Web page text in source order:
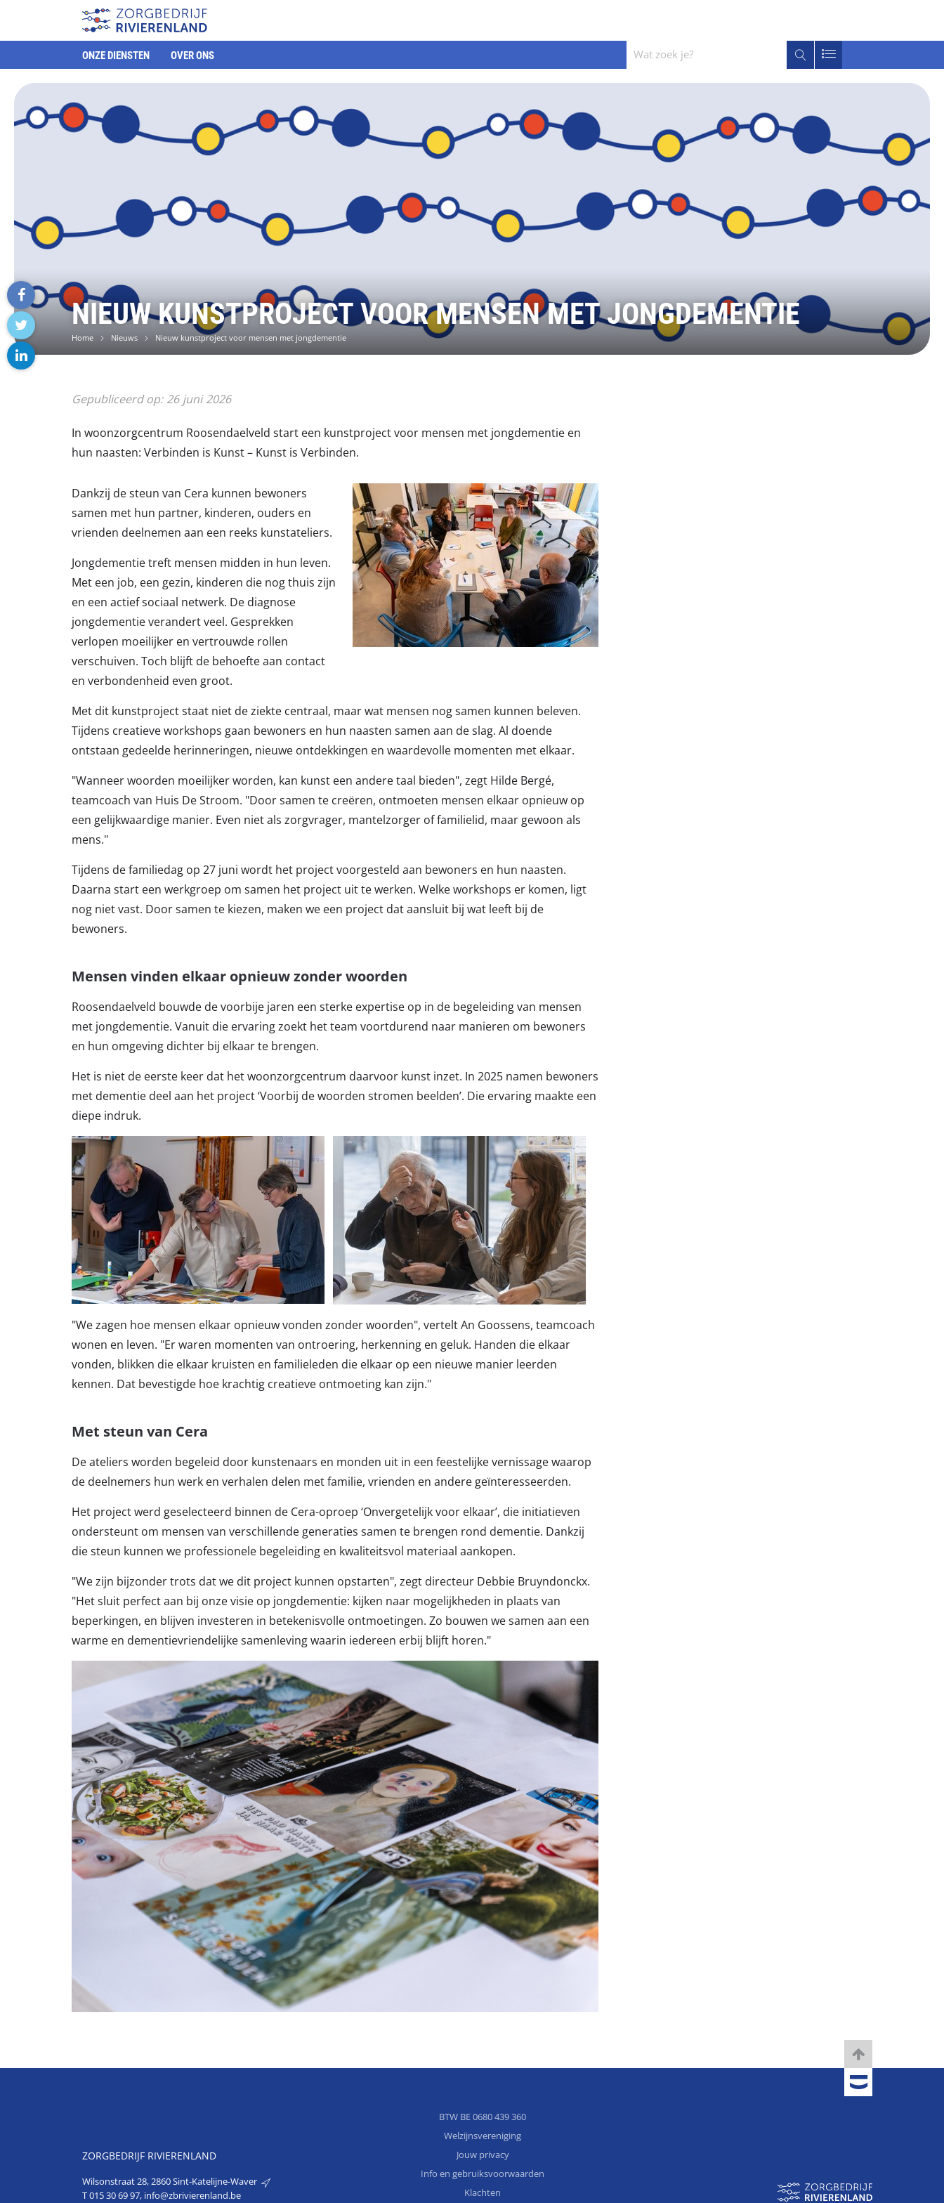
ONZE DIENSTEN OVER ONS
Wat
zoek
je?
Zoeken
NIEUW KUNSTPROJECT VOOR MENSEN MET JONGDEMENTIE
Home Nieuws Nieuw kunstproject voor mensen met jongdementie
facebook
twitter
Gepubliceerd op: 26 juni 2026
In woonzorgcentrum Roosendaelveld start een kunstproject voor mensen met jongdementie en
hun naasten: Verbinden is Kunst – Kunst is Verbinden.
Dankzij de steun van Cera kunnen bewoners
samen met hun partner, kinderen, ouders en
vrienden deelnemen aan een reeks kunstateliers.
Jongdementie treft mensen midden in hun leven.
Met een job, een gezin, kinderen die nog thuis zijn
en een actief sociaal netwerk. De diagnose
jongdementie verandert veel. Gesprekken
verlopen moeilijker en vertrouwde rollen
verschuiven. Toch blijft de behoefte aan contact
en verbondenheid even groot.
Met dit kunstproject staat niet de ziekte centraal, maar wat mensen nog samen kunnen beleven.
Tijdens creatieve workshops gaan bewoners en hun naasten samen aan de slag. Al doende
ontstaan gedeelde herinneringen, nieuwe ontdekkingen en waardevolle momenten met elkaar.
"Wanneer woorden moeilijker worden, kan kunst een andere taal bieden", zegt Hilde Bergé,
teamcoach van Huis De Stroom. "Door samen te creëren, ontmoeten mensen elkaar opnieuw op
een gelijkwaardige manier. Even niet als zorgvrager, mantelzorger of familielid, maar gewoon als
mens."
Tijdens de familiedag op 27 juni wordt het project voorgesteld aan bewoners en hun naasten.
Daarna start een werkgroep om samen het project uit te werken. Welke workshops er komen, ligt
nog niet vast. Door samen te kiezen, maken we een project dat aansluit bij wat leeft bij de
bewoners.
Mensen vinden elkaar opnieuw zonder woorden
Roosendaelveld bouwde de voorbije jaren een sterke expertise op in de begeleiding van mensen
met jongdementie. Vanuit die ervaring zoekt het team voortdurend naar manieren om bewoners
en hun omgeving dichter bij elkaar te brengen.
Het is niet de eerste keer dat het woonzorgcentrum daarvoor kunst inzet. In 2025 namen bewoners
met dementie deel aan het project ‘Voorbij de woorden stromen beelden’. Die ervaring maakte een
diepe indruk.
"We zagen hoe mensen elkaar opnieuw vonden zonder woorden", vertelt An Goossens, teamcoach
wonen en leven. "Er waren momenten van ontroering, herkenning en geluk. Handen die elkaar
vonden, blikken die elkaar kruisten en familieleden die elkaar op een nieuwe manier leerden
kennen. Dat bevestigde hoe krachtig creatieve ontmoeting kan zijn."
Met steun van Cera
De ateliers worden begeleid door kunstenaars en monden uit in een feestelijke vernissage waarop
de deelnemers hun werk en verhalen delen met familie, vrienden en andere geïnteresseerden.
Het project werd geselecteerd binnen de Cera-oproep ‘Onvergetelijk voor elkaar’, die initiatieven
ondersteunt om mensen van verschillende generaties samen te brengen rond dementie. Dankzij
die steun kunnen we professionele begeleiding en kwaliteitsvol materiaal aankopen.
"We zijn bijzonder trots dat we dit project kunnen opstarten", zegt directeur Debbie Bruyndonckx.
"Het sluit perfect aan bij onze visie op jongdementie: kijken naar mogelijkheden in plaats van
beperkingen, en blijven investeren in betekenisvolle ontmoetingen. Zo bouwen we samen aan een
warme en dementievriendelijke samenleving waarin iedereen erbij blijft horen."
ZORGBEDRIJF RIVIERENLAND
Wilsonstraat 28, 2860 Sint-Katelijne-Waver
T015 30 69 97, info@zbrivierenland.be
BTW BE 0680 439 360
Welzijnsvereniging
Jouw privacy
Info en gebruiksvoorwaarden
Klachten